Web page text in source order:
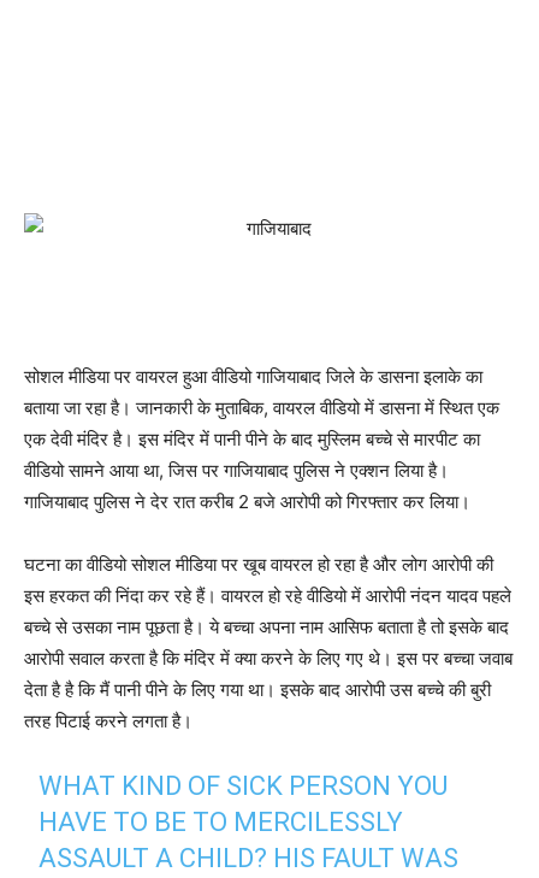
सोशल मीडिया पर वायरल हुआ वीडियो गाजियाबाद जिले के डासना इलाके का
बताया जा रहा है। जानकारी के मुताबिक, वायरल वीडियो में डासना में स्थित एक
एक देवी मंदिर है। इस मंदिर में पानी पीने के बाद मुस्लिम बच्चे से मारपीट का
वीडियो सामने आया था, जिस पर गाजियाबाद पुलिस ने एक्शन लिया है।
गाजियाबाद पुलिस ने देर रात करीब 2 बजे आरोपी को गिरफ्तार कर लिया।
घटना का वीडियो सोशल मीडिया पर खूब वायरल हो रहा है और लोग आरोपी की
इस हरकत की निंदा कर रहे हैं। वायरल हो रहे वीडियो में आरोपी नंदन यादव पहले
बच्चे से उसका नाम पूछता है। ये बच्चा अपना नाम आसिफ बताता है तो इसके बाद
आरोपी सवाल करता है कि मंदिर में क्या करने के लिए गए थे। इस पर बच्चा जवाब
देता है है कि मैं पानी पीने के लिए गया था। इसके बाद आरोपी उस बच्चे की बुरी
तरह पिटाई करने लगता है।
WHAT KIND OF SICK PERSON YOU
HAVE TO BE TO MERCILESSLY
ASSAULT A CHILD? HIS FAULT WAS